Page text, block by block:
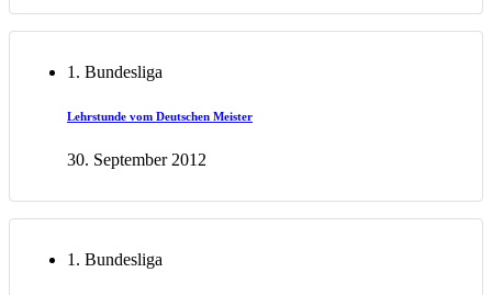
1. Bundesliga
Lehrstunde vom Deutschen Meister
30. September 2012
1. Bundesliga